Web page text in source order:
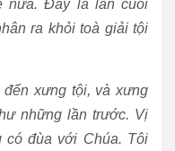
nữa. Đây là lần cuối
ra khỏi toà giải tội
xưng tội, và xưng
những lần trước. Vị
có đùa với Chúa. Tôi